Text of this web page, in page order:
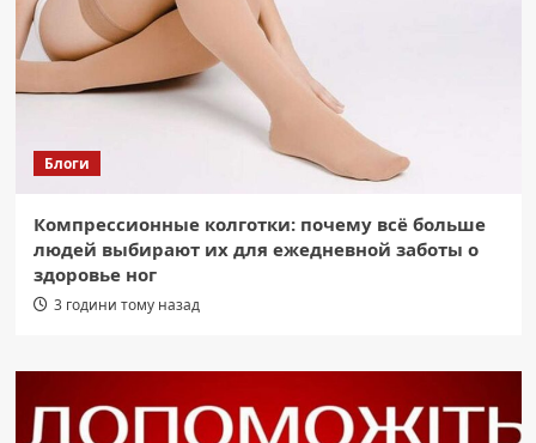
Блоги
Компрессионные колготки: почему всё больше
людей выбирают их для ежедневной заботы о
здоровье ног
3 години тому назад